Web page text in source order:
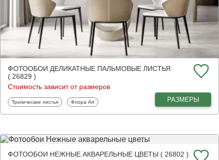
ФОТООБОИ ДЕЛИКАТНЫЕ ПАЛЬМОВЫЕ ЛИСТЬЯ
( 26829 )
Стоимость зависит от размеров
Фотообои
Тропические листья Фотообои
Флора Art РАЗМЕРЫ
ФОТООБОИ НЕЖНЫЕ АКВАРЕЛЬНЫЕ ЦВЕТЫ ( 26802 )